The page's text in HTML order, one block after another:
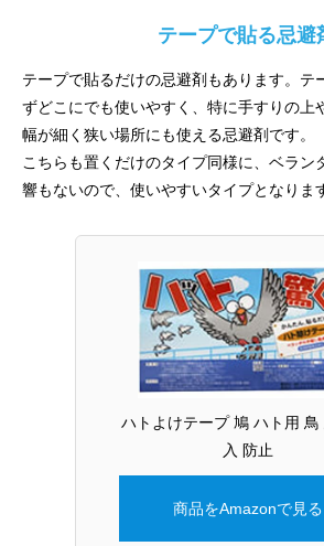
テープで貼る忌避
テープで貼るだけの忌避剤もあります。テ
ずどこにでも使いやすく、特に手すりの上
幅が細く狭い場所にも使える忌避剤です。
こちらも置くだけのタイプ同様に、ベラン
響もないので、使いやすいタイプとなりま
ハトよけテープ 鳩 ハト用 鳥
入 防止
商品をAmazonで見る